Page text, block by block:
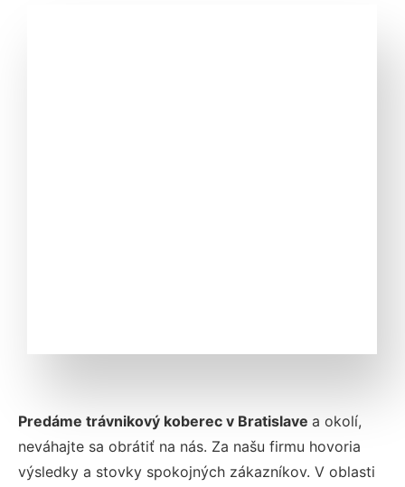
Predáme trávnikový koberec v Bratislave a okolí,
neváhajte sa obrátiť na nás. Za našu firmu hovoria
výsledky a stovky spokojných zákazníkov. V oblasti